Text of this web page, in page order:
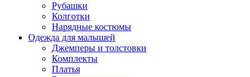
Рубашки
Колготки
Нарядные костюмы
Одежда для малышей
Джемперы и толстовки
Комплекты
Платья